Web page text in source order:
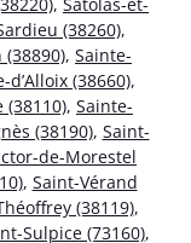
(38260),
(38890), Sainte-
(38660),
(38110), Sainte-
(38190), Saint-
de-Morestel
, Saint-Vérand
(38119),
Sulpice (73160),